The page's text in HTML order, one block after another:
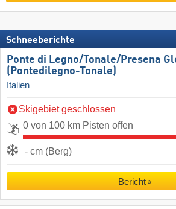
Schneeberichte
Ponte di Legno/​Tonale/​Presena
(Pontedilegno-Tonale)
Italien
Skigebiet geschlossen
0 von 100 km Pisten offen
- cm (Berg)
Bericht